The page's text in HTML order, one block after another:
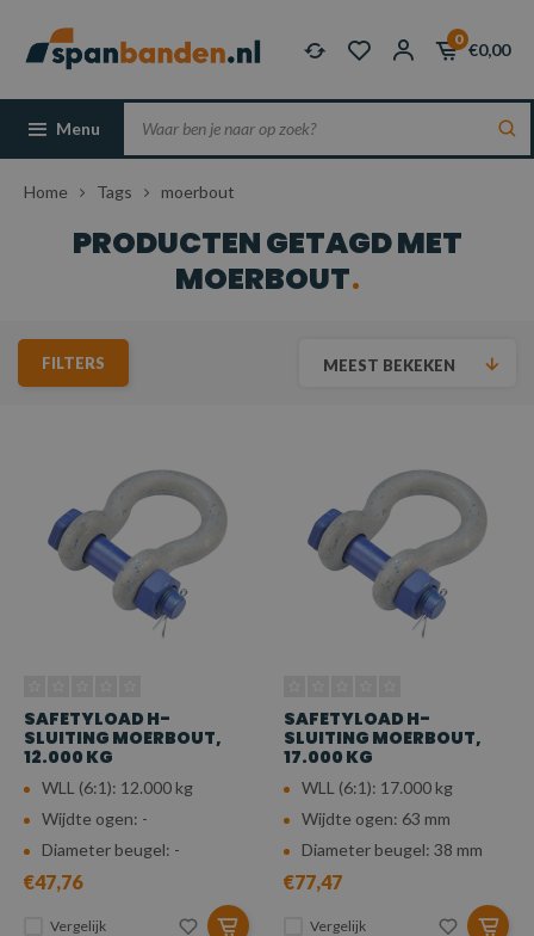
0
€0,00
Menu
Home Tags moerbout
PRODUCTEN GETAGD MET
MOERBOUT
FILTERS MEEST BEKEKEN
SAFETYLOAD H-
SLUITING MOERBOUT,
12.000 KG
WLL (6:1): 12.000 kg
Wijdte ogen: -
Diameter beugel: -
€47,76
Vergelijk
SAFETYLOAD H-
SLUITING MOERBOUT,
17.000 KG
WLL (6:1): 17.000 kg
Wijdte ogen: 63 mm
Diameter beugel: 38 mm
€77,47
Vergelijk